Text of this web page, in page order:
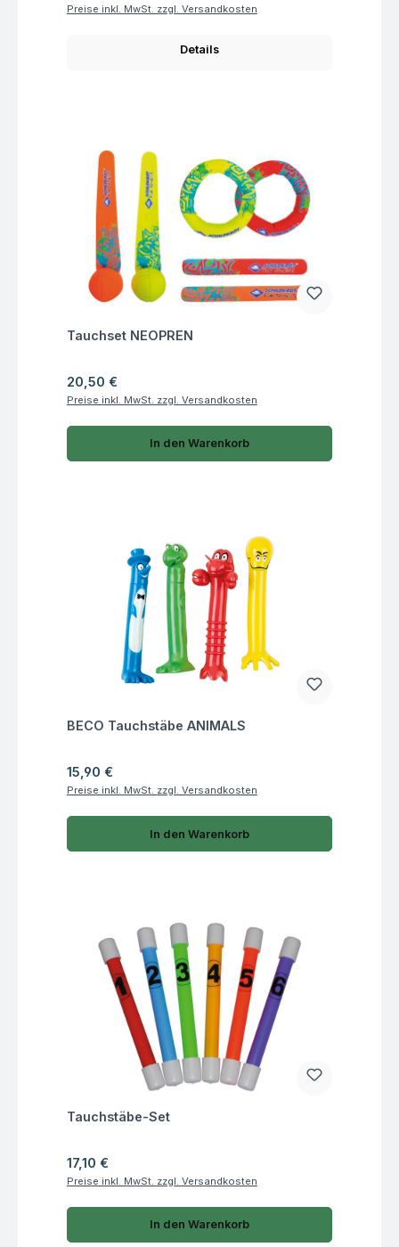
Preise inkl. MwSt. zzgl. Versandkosten
Details
Fragen zum Artikel
Tauchset NEOPREN
Regulärer Preis:
20,50 €
Preise inkl. MwSt. zzgl. Versandkosten
In den Warenkorb
Fragen zum Artikel
BECO Tauchstäbe ANIMALS
Regulärer Preis:
15,90 €
Preise inkl. MwSt. zzgl. Versandkosten
In den Warenkorb
Fragen zum Artikel
Tauchstäbe-Set
Regulärer Preis:
17,10 €
Preise inkl. MwSt. zzgl. Versandkosten
In den Warenkorb